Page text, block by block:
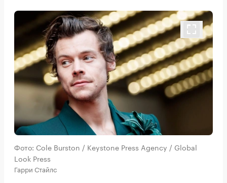
Фото: Cole Burston / Keystone Press Agency / Global
Look Press
Гарри Стайлс